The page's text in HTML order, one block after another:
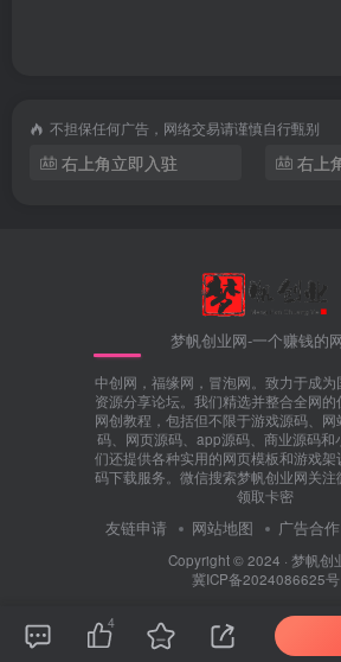
不担保任何广告，网络交易请谨慎自行甄别
右上角立即入驻 右上
梦帆创业网-一个赚钱的
中创网，福缘网，冒泡网。致力于成为
资源分享论坛。我们精选并整合全网的
网创教程，包括但不限于游戏源码、
码、网页源码、app源码、商业源码和
们还提供各种实用的网页模板和游戏
码下载服务。微信搜索梦帆创业网关
领取卡密
友链申请 网站地图 广告合作
Copyright © 2024 · 梦帆创
冀ICP备2024086625号
4